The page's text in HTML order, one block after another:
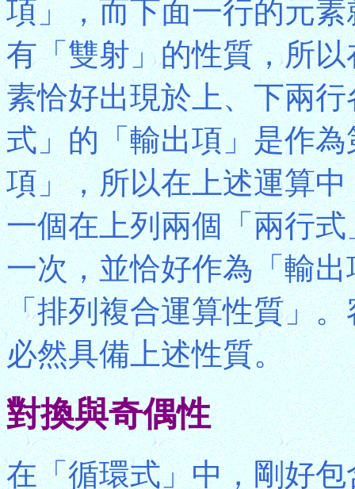
項」，而下面一行的元
有「雙射」的性質，所
素恰好出現於上、下兩
式」的「輸出項」是作
項」，所以在上述運算
一個在上列兩個「兩行
一次，並恰好作為「輸
「排列複合運算性質」
必然具備上述性質。
對換與奇偶性
在「循環式」中，剛好